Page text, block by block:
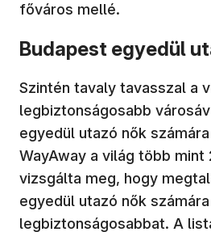
főváros mellé.
Budapest egyedül
Szintén tavaly tavasszal a
legbiztonságosabb
egyedül utazó nők
WayAway a világ több
vizsgálta meg, hogy
egyedül utazó nők
legbiztonságosabbat. A